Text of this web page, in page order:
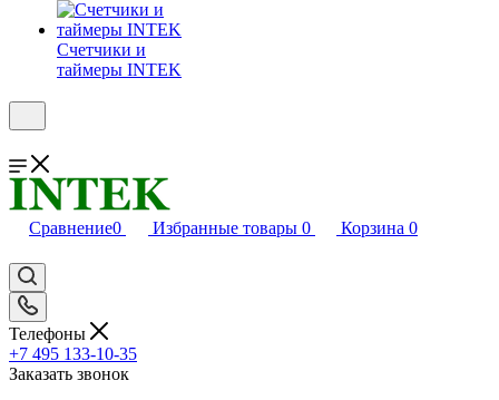
Счетчики и
таймеры INTEK
Сравнение0 Избранные товары 0 Корзина 0
Телефоны
+7 495 133-10-35
Заказать звонок